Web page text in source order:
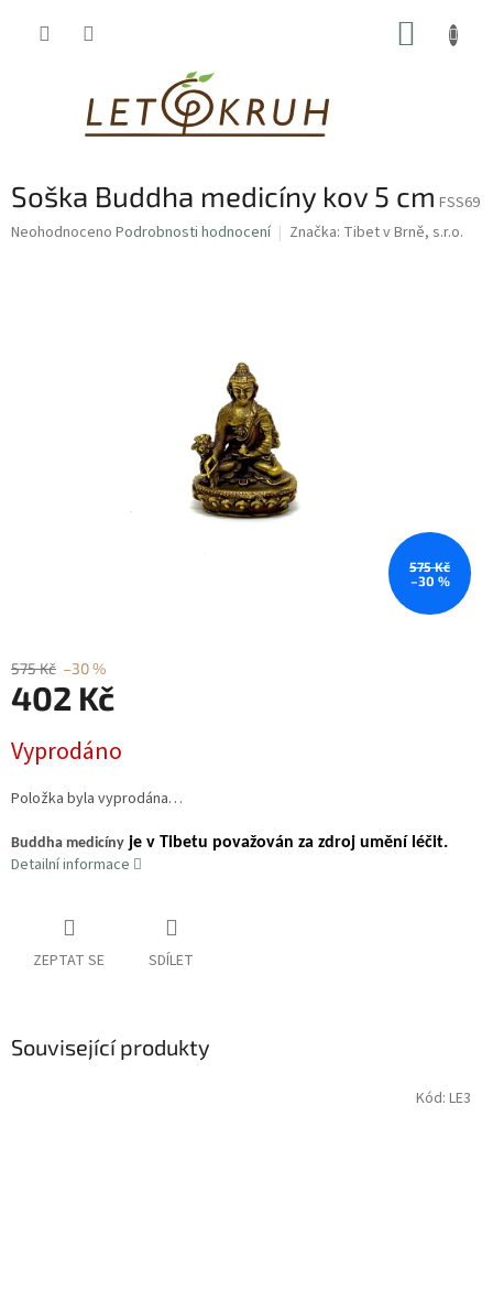
Soška Buddha medicíny kov 5 cm FSS69
Průměrné
Neohodnoceno Podrobnosti hodnocení Značka: Tibet v Brně, s.r.o.
575 Kč
–30 %
575 Kč –30 %
402 Kč
cena:
Vyprodáno
Položka byla vyprodána…
Buddha medicíny je v Tibetu považován za zdroj umění léčit.
Detailní informace
ZEPTAT SE SDÍLET
Související produkty
Kód: LE3